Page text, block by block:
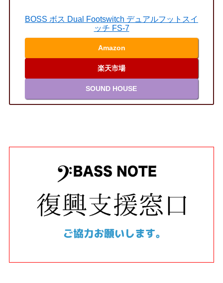
BOSS ボス Dual Footswitch デュアルフットスイ
ッチ FS-7
Amazon
楽天市場
SOUND HOUSE